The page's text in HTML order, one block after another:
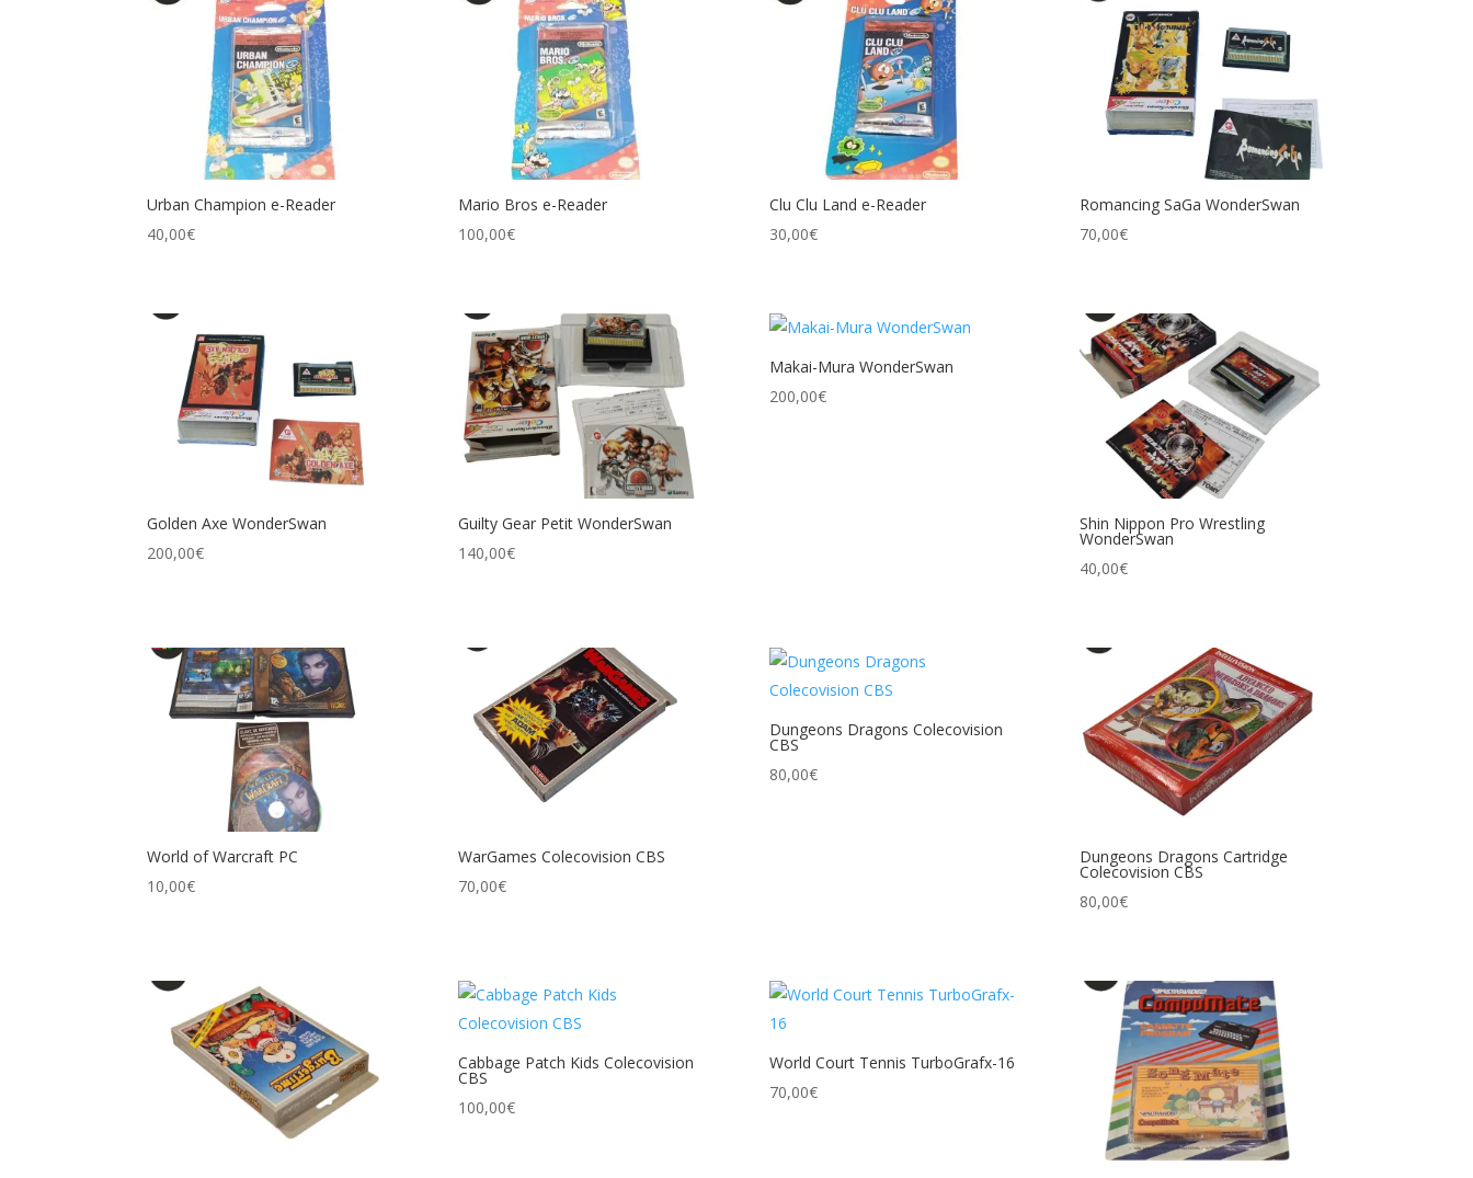
Urban Champion e-Reader
40,00€
Mario Bros e-Reader
100,00€
Clu Clu Land e-Reader
30,00€
Romancing SaGa WonderSwan
70,00€
Golden Axe WonderSwan
200,00€
Guilty Gear Petit WonderSwan
140,00€
Makai-Mura WonderSwan
200,00€
Shin Nippon Pro Wrestling
WonderSwan
40,00€
World of Warcraft PC
10,00€
WarGames Colecovision CBS
70,00€
Dungeons Dragons Colecovision
CBS
80,00€
Dungeons Dragons Cartridge
Colecovision CBS
80,00€
Cabbage Patch Kids Colecovision
CBS
100,00€
World Court Tennis TurboGrafx-16
70,00€